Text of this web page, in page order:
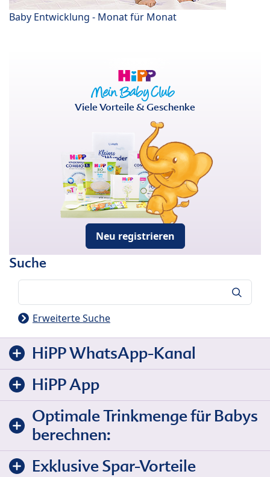
Baby Entwicklung - Monat für Monat
Viele Vorteile & Geschenke
Neu registrieren
Suche
Erweiterte Suche
HiPP WhatsApp-Kanal
HiPP App
Optimale Trinkmenge für Babys
berechnen:
Exklusive Spar-Vorteile